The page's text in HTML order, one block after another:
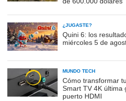
¿JUGASTE?
Quini 6: los
miércoles 5 de
MUNDO TECH
Cómo transformar
Smart TV 4K última
puerto HDMI